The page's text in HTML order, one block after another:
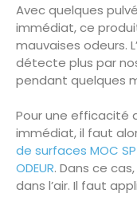
Avec quelques
immédiat, ce
mauvaises odeurs.
détecte plus par
pendant quelques
Pour une efficacité
immédiat, il faut
de surfaces MOC SP
ODEUR. Dans ce
dans l’air. Il faut